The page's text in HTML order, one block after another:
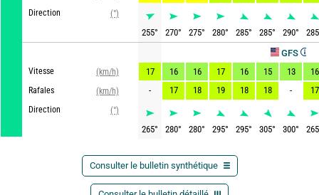
Direction
(°)
Vitesse
(km/h)
Rafales
(km/h)
Direction
(°)
255° 270° 275° 280° 285° 285° 290° 285
17 16 16 17 16 15 13
16
-
17 18 19 18 18 - 17
265° 280° 280° 295° 295° 305° 300° 265
Consulter le bulletin synthétique